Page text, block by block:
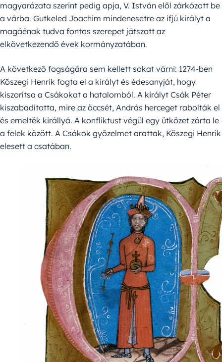
magyarázata szerint pedig apja, V. István elől zárkózott be
a várba. Gutkeled Joachim mindenesetre az ifjú királyt a
magáénak tudva fontos szerepet játszott az
elkövetkezendő évek kormányzatában.
A következő fogságára sem kellett sokat várni: 1274-ben
Kőszegi Henrik fogta el a királyt és édesanyját, hogy
kiszorítsa a Csákokat a hatalomból. A királyt Csák Péter
kiszabadította, mire az öccsét, András herceget rabolták el
és emelték királlyá. A konfliktust végül egy ütközet zárta le
a felek között. A Csákok győzelmet arattak, Kőszegi Henrik
elesett a csatában.